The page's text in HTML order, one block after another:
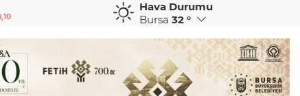
%0,11
CHF
58,5456
Hava Durumu
Bursa 32 °